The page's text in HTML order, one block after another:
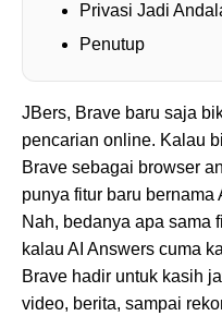
Privasi Jadi
Penutup
JBers, Brave baru saja
pencarian online. Kalau
Brave sebagai browser
punya fitur baru bernama
Nah, bedanya apa sama
kalau AI Answers cuma
Brave hadir untuk kasih
video, berita, sampai